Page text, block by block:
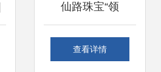
cang.com
仙路珠宝“领
秀”2014中国彩宝
查看详情